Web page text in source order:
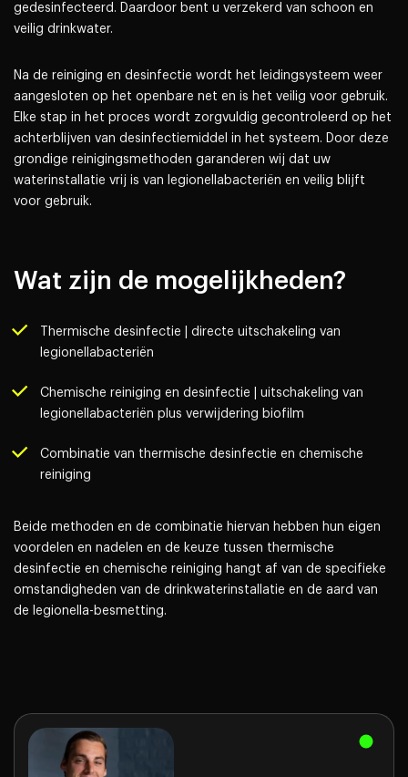
gedesinfecteerd. Daardoor bent u verzekerd van schoon en
veilig drinkwater.
Na de reiniging en desinfectie wordt het leidingsysteem weer
aangesloten op het openbare net en is het veilig voor gebruik.
Elke stap in het proces wordt zorgvuldig gecontroleerd op het
achterblijven van desinfectiemiddel in het systeem. Door deze
grondige reinigingsmethoden garanderen wij dat uw
waterinstallatie vrij is van legionellabacteriën en veilig blijft
voor gebruik.
Wat zijn de mogelijkheden?
Thermische desinfectie | directe uitschakeling van
legionellabacteriën
Chemische reiniging en desinfectie | uitschakeling van
legionellabacteriën plus verwijdering biofilm
Combinatie van thermische desinfectie en chemische
reiniging
Beide methoden en de combinatie hiervan hebben hun eigen
voordelen en nadelen en de keuze tussen thermische
desinfectie en chemische reiniging hangt af van de specifieke
omstandigheden van de drinkwaterinstallatie en de aard van
de legionella-besmetting.